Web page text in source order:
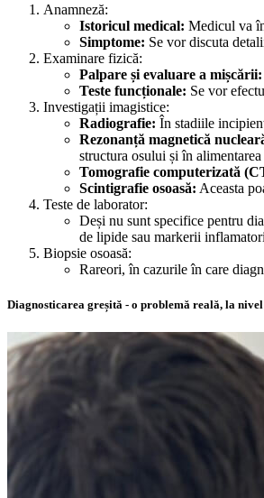
Anamneză:
Istoricul medical: Medicul va
Simptome: Se vor discuta
Examinare fizică:
Palpare și evaluare a mișcării:
Teste funcționale: Se vor
Investigații imagistice:
Radiografie: În stadiile
Rezonanță magnetică
structura osului și în alimentarea
Tomografie computerizată
Scintigrafie osoasă: Aceasta
Teste de laborator:
Deși nu sunt specifice pentru
de lipide sau markerii
Biopsie osoasă:
Rareori, în cazurile în care
Diagnosticarea greșită - o problemă reală, la